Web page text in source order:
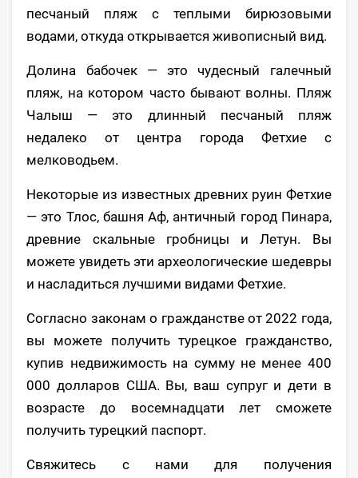
песчаный пляж с теплыми бирюзовыми
водами, откуда открывается живописный вид.
Долина бабочек — это чудесный галечный
пляж, на котором часто бывают волны. Пляж
Чалыш — это длинный песчаный пляж
недалеко от центра города Фетхие с
мелководьем.
Некоторые из известных древних руин Фетхие
— это Тлос, башня Аф, античный город Пинара,
древние скальные гробницы и Летун. Вы
можете увидеть эти археологические шедевры
и насладиться лучшими видами Фетхие.
Согласно законам о гражданстве от 2022 года,
вы можете получить турецкое гражданство,
купив недвижимость на сумму не менее 400
000 долларов США. Вы, ваш супруг и дети в
возрасте до восемнадцати лет сможете
получить турецкий паспорт.
Свяжитесь с нами для получения